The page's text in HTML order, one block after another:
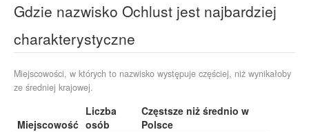
Gdzie nazwisko Ochlust jest najbardziej
charakterystyczne
Miejscowości, w których to nazwisko występuje częściej, niż wynikałoby
ze średniej krajowej.
Miejscowość
Liczba
osób
Częstsze niż średnio w
Polsce